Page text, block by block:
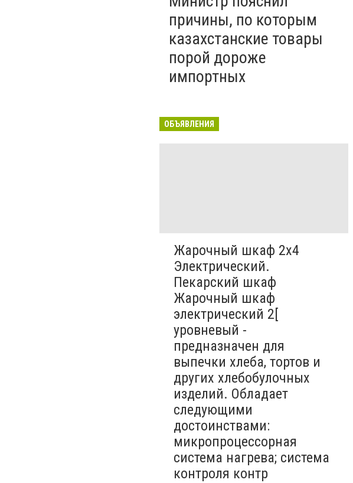
причины, по которым
казахстанские товары
порой дороже
импортных
ОБЪЯВЛЕНИЯ
Жарочный шкаф 2х4
Электрический.
Пекарский шкаф
Жарочный шкаф
электрический 2[
уровневый -
предназначен для
выпечки хлеба, тортов и
других хлебобулочных
изделий. Обладает
следующими
достоинствами:
микропроцессорная
система нагрева; система
контроля контр